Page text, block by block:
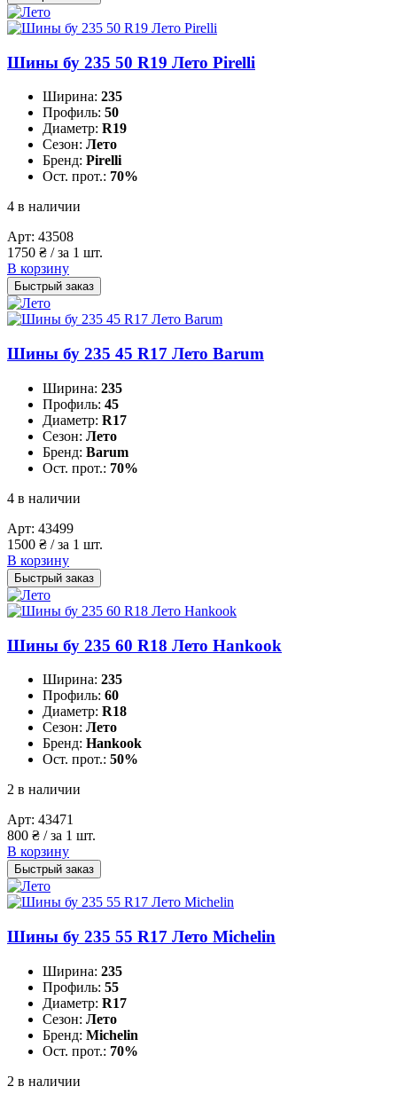
Шины бу 235 50 R19 Лето Pirelli
Ширина: 235
Профиль: 50
Диаметр: R19
Сезон: Лето
Бренд: Pirelli
Ост. прот.: 70%
4 в наличии
Арт: 43508
1750 ₴ / за 1 шт.
В корзину
Быстрый заказ
Шины бу 235 45 R17 Лето Barum
Ширина: 235
Профиль: 45
Диаметр: R17
Сезон: Лето
Бренд: Barum
Ост. прот.: 70%
4 в наличии
Арт: 43499
1500 ₴ / за 1 шт.
В корзину
Быстрый заказ
Шины бу 235 60 R18 Лето Hankook
Ширина: 235
Профиль: 60
Диаметр: R18
Сезон: Лето
Бренд: Hankook
Ост. прот.: 50%
2 в наличии
Арт: 43471
800 ₴ / за 1 шт.
В корзину
Быстрый заказ
Шины бу 235 55 R17 Лето Michelin
Ширина: 235
Профиль: 55
Диаметр: R17
Сезон: Лето
Бренд: Michelin
Ост. прот.: 70%
2 в наличии